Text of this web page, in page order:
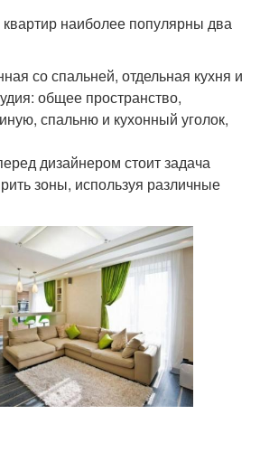
наиболее популярны два
со спальней, отдельная кухня и
общее пространство,
спальню и кухонный уголок,
дизайнером стоит задача
зоны, используя различные